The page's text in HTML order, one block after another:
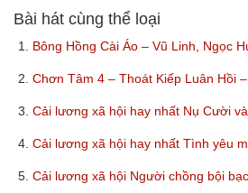
Bài hát cùng thể loại
1. Bông Hồng Cài Áo – Vũ Linh, Ngọc
2. Chơn Tâm 4 – Thoát Kiếp Luân Hồi
3. Cải lương xã hội hay nhất Nụ Cười
4. Cải lương xã hội hay nhất Tình yêu
5. Cải lương xã hội Người chồng bội